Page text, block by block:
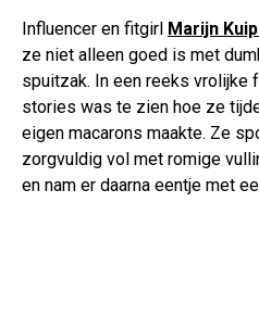
Influencer en fitgirl Marijn
ze niet alleen goed is met
spuitzak. In een reeks vrolijke
stories was te zien hoe ze
eigen macarons maakte. Ze
zorgvuldig vol met romige
en nam er daarna eentje met